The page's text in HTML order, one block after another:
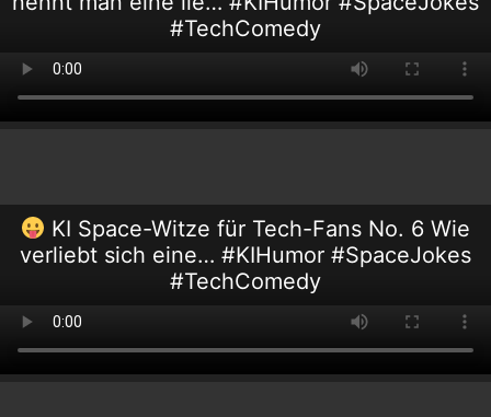
#TechComedy
KI Space-Witze für Tech-Fans No. 6 Wie
verliebt sich eine… #KIHumor #SpaceJokes
#TechComedy